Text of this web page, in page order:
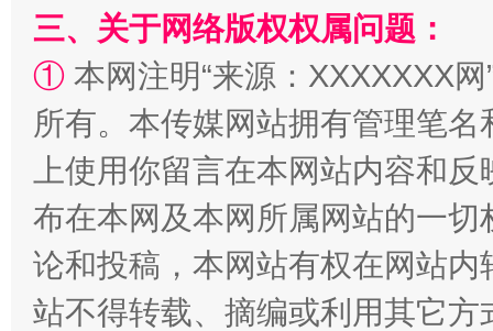
国家大学科技园优化重塑工作
三、关于网络版权权属问题：
① 本网注明“来源：XXXXXXX
所有。本传媒网站拥有管理笔
上使用你留言在本网站内容和
布在本网及本网所属网站的一
论和投稿，本网站有权在网站
站不得转载、摘编或利用其它